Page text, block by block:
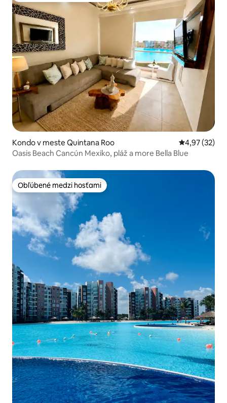
Kondo v meste Quintana Roo Priemerné
4,97 (32)
Oasis Beach Cancún Mexiko, pláž a more Bella Blue
Obľúbené medzi hosťami
Obľúbené medzi hosťami